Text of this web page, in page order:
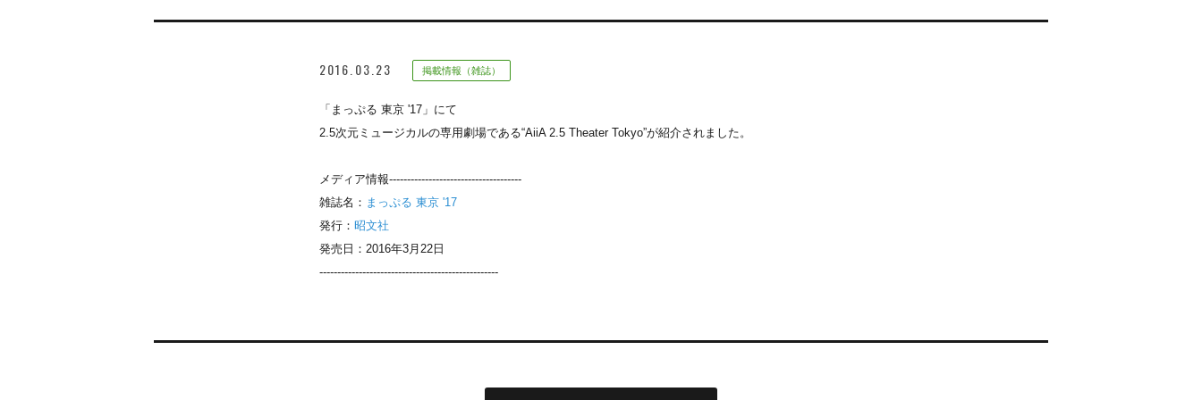
2016.03.23 掲載情報（雑誌）
「まっぷる 東京 '17」にて
2.5次元ミュージカルの専用劇場である“AiiA 2.5 Theater Tokyo”が紹介されました。
メディア情報-------------------------------------
雑誌名： まっぷる 東京 '17
発行： 昭文社
発売日：2016年3月22日
--------------------------------------------------